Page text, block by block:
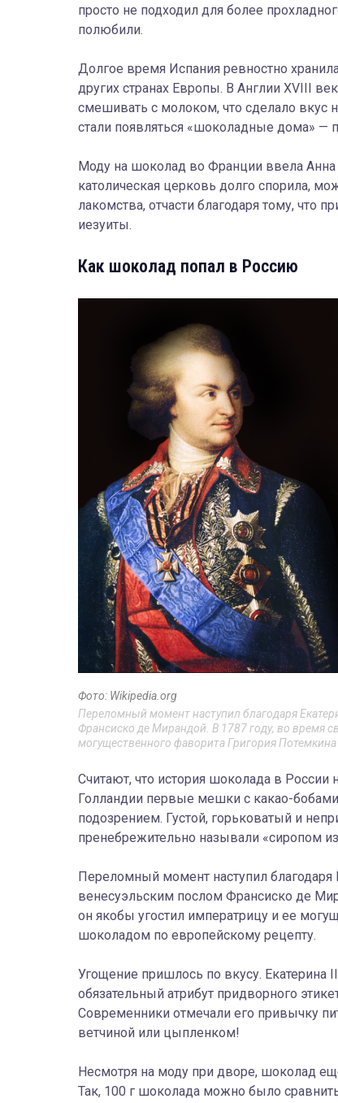
просто не подходил для более
полюбили.
Долгое время Испания ревностно
других странах Европы. В Англии XVIII
смешивать с молоком, что сделало вкус
стали появляться «шоколадные дома» —
Моду на шоколад во Франции ввела Анна
католическая церковь долго спорила,
лакомства, отчасти благодаря тому, что
иезуиты.
Как шоколад попал в Россию
Фото: Wikipedia.org
Переломный момент наступил благодаря
Франсиско де Мирандой. В 1787 году, во время
могущественного фаворита Григория
Считают, что история шоколада в России
Голландии первые мешки с какао-
подозрением. Густой, горьковатый и
пренебрежительно называли «сиропом
Переломный момент наступил благодаря
венесуэльским послом Франсиско де
он якобы угостил императрицу и ее
шоколадом по европейскому рецепту.
Угощение пришлось по вкусу. Екатерина
обязательный атрибут придворного
Современники отмечали его привычку
ветчиной или цыпленком!
Несмотря на моду при дворе, шоколад
Так, 100 г шоколада можно было